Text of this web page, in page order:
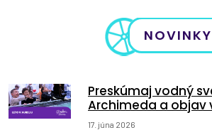
NOVINKY
Preskúmaj vodný
Archimeda a objav
17. júna 2026